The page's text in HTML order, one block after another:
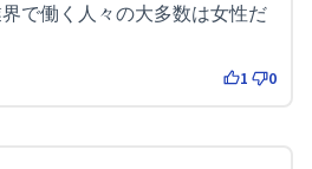
で働く人々の大多数は女性だ
1 0